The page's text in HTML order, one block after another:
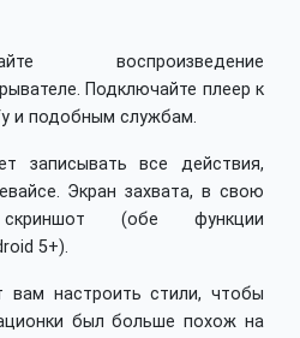
воспроизведение
Подключайте плеер к
и подобным службам.
записывать все действия,
Экран захвата, в свою
(обе функции
5+).
настроить стили, чтобы
был больше похож на